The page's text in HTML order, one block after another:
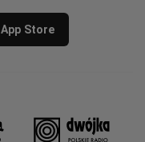
App Store